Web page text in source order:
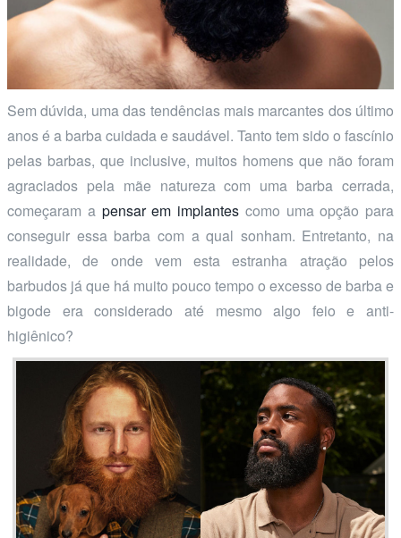
Sem dúvida, uma das tendências mais marcantes dos último
anos é a barba cuidada e saudável. Tanto tem sido o fascínio
pelas barbas, que inclusive, muitos homens que não foram
agraciados pela mãe natureza com uma barba cerrada,
começaram a pensar em implantes como uma opção para
conseguir essa barba com a qual sonham. Entretanto, na
realidade, de onde vem esta estranha atração pelos
barbudos já que há muito pouco tempo o excesso de barba e
bigode era considerado até mesmo algo feio e anti-
higiênico?